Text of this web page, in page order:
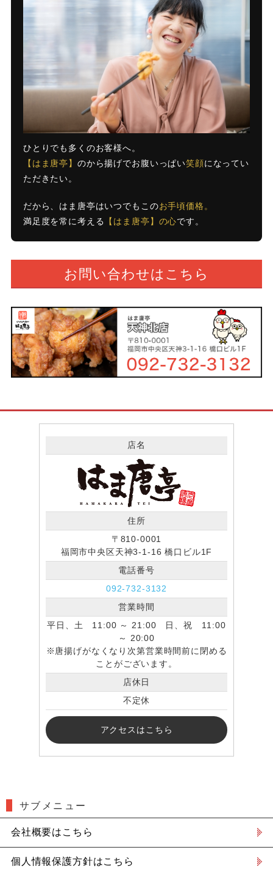
ひとりでも多くのお客様へ。
【はま唐亭】 のから揚げでお腹いっぱい笑顔になってい
ただきたい。
だから、はま唐亭はいつでもこのお手頃価格。
満足度を常に考える 【はま唐亭】の心です。
お問い合わせはこちら
店名
住所
〒810-0001
福岡市中央区天神3-1-16 橋口ビル1F
電話番号
092-732-3132
営業時間
平日、土 11:00 ～ 21:00 日、祝 11:00
～ 20:00
※唐揚げがなくなり次第営業時間前に閉める
ことがございます。
店休日
不定休
アクセスはこちら
サブメニュー
会社概要はこちら
個人情報保護方針はこちら